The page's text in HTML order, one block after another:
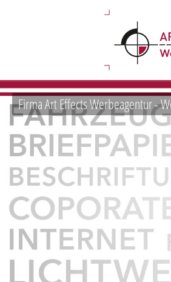
Firma Art Effects Werbeagentur -